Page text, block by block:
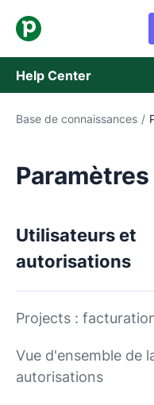
Help Center
Base de connaissances
Base de connaissances /
Utilisateurs et
autorisations
Projects :
Vue d'ensemble de
autorisations